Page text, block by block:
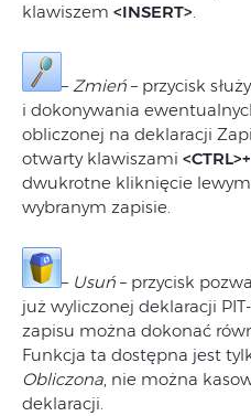
klawiszem <INSERT>.
– Zmień – przycisk
i dokonywania
obliczonej na deklaracji
otwarty klawiszami
dwukrotne kliknięcie
wybranym zapisie.
– Usuń – przycisk
już wyliczonej deklaracji
zapisu można dokonać
Funkcja ta dostępna jest
Obliczona, nie można
deklaracji.